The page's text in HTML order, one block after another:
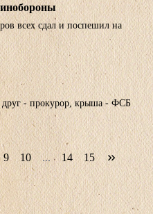
всех сдал и поспешил на
- прокурор, крыша - ФСБ
9 10 ... 14 15